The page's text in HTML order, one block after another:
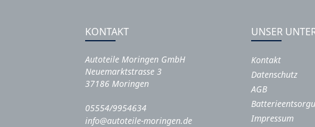
KONTAKT
Autoteile Moringen GmbH
Neuemarktstrasse 3
37186 Moringen
05554/9954634
info@autoteile-moringen.de
UNSER
Kontakt
Datenschutz
AGB
Impressum